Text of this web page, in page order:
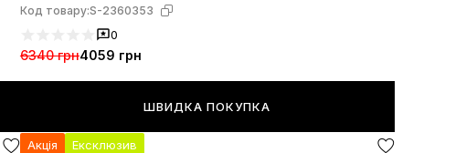
Код товару:S-2360353
0
6340 грн4059 грн
ШВИДКА ПОКУПКА
Акція Ексклюзив